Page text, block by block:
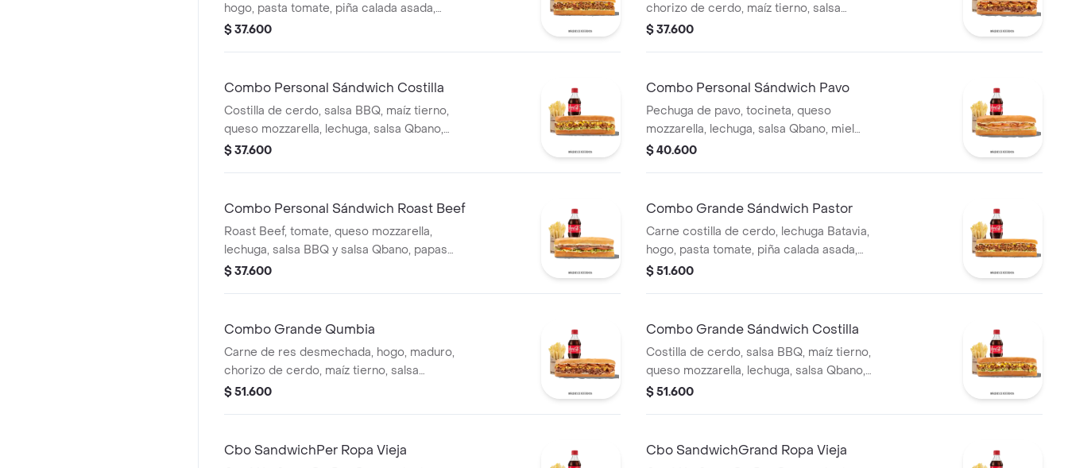
hogo, pasta tomate, piña calada asada,
cebolla blanca, cilantro, papas y bebida.
$ 37.600
chorizo de cerdo, maíz tierno, salsa
Qbano, papas y bebida.
$ 37.600
Combo Personal Sándwich Costilla
Costilla de cerdo, salsa BBQ, maíz tierno,
queso mozzarella, lechuga, salsa Qbano,
acompañamiento y bebida.
$ 37.600
Combo Personal Sándwich Pavo
Pechuga de pavo, tocineta, queso
mozzarella, lechuga, salsa Qbano, miel
mostaza, papas a la francesa y bebida.
$ 40.600
Combo Personal Sándwich Roast Beef
Roast Beef, tomate, queso mozzarella,
lechuga, salsa BBQ y salsa Qbano, papas
a la francesa y bebida.
$ 37.600
Combo Grande Sándwich Pastor
Carne costilla de cerdo, lechuga Batavia,
hogo, pasta tomate, piña calada asada,
cebolla blanca y cilantro.
$ 51.600
Combo Grande Qumbia
Carne de res desmechada, hogo, maduro,
chorizo de cerdo, maíz tierno, salsa
Qbano, papas y bebida.
$ 51.600
Combo Grande Sándwich Costilla
Costilla de cerdo, salsa BBQ, maíz tierno,
queso mozzarella, lechuga, salsa Qbano,
acompañamiento y bebida.
$ 51.600
Cbo SandwichPer Ropa Vieja Cbo SandwichGrand Ropa Vieja